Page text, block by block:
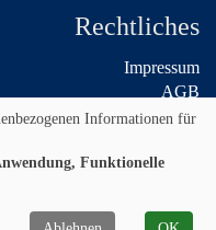
Rechtliches
Impressum
AGB
Widerruf
Informationen für
Funktionelle